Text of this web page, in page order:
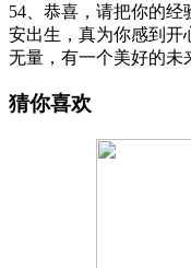
54、恭喜，请把你的
安出生，真为你感到开
无量，有一个美好的未
猜你喜欢